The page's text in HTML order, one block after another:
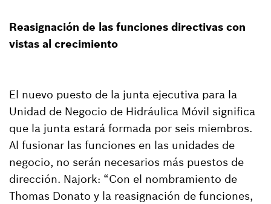
Reasignación de las funciones directivas con
vistas al crecimiento
El nuevo puesto de la junta ejecutiva para la
Unidad de Negocio de Hidráulica Móvil significa
que la junta estará formada por seis miembros.
Al fusionar las funciones en las unidades de
negocio, no serán necesarios más puestos de
dirección. Najork: “Con el nombramiento de
Thomas Donato y la reasignación de funciones,